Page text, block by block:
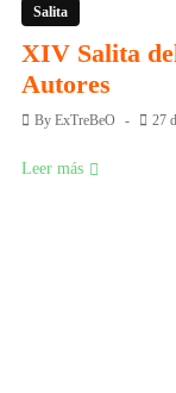
Salita
XIV Salita
Autores
By ExTreBeO 27
Leer más